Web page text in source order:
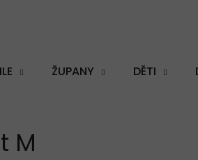
ŽUPANY DĚTI
Mnajít?